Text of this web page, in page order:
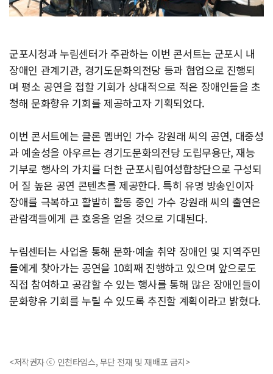
군포시청과 누림센터가 주관하는 이번 콘서트는 군포시 내
장애인 관계기관, 경기도문화의전당 등과 협업으로 진행되
며 평소 공연을 접할 기회가 상대적으로 적은 장애인들을 초
청해 문화향유 기회를 제공하고자 기획되었다.
이번 콘서트에는 클론 멤버인 가수 강원래 씨의 공연, 대중성
과 예술성을 아우르는 경기도문화의전당 도립무용단, 재능
기부로 행사의 가치를 더한 군포시립여성합창단으로 구성되
어 질 높은 공연 콘텐츠를 제공한다. 특히 유명 방송인이자
장애를 극복하고 활발히 활동 중인 가수 강원래 씨의 출연은
관람객들에게 큰 호응을 얻을 것으로 기대된다.
누림센터는 사업을 통해 문화·예술 취약 장애인 및 지역주민
들에게 찾아가는 공연을 10회째 진행하고 있으며 앞으로도
직접 참여하고 공감할 수 있는 행사를 통해 많은 장애인들이
문화향유 기회를 누릴 수 있도록 추진할 계획이라고 밝혔다.
<저작권자 ⓒ 인천타임스, 무단 전재 및 재배포 금지>